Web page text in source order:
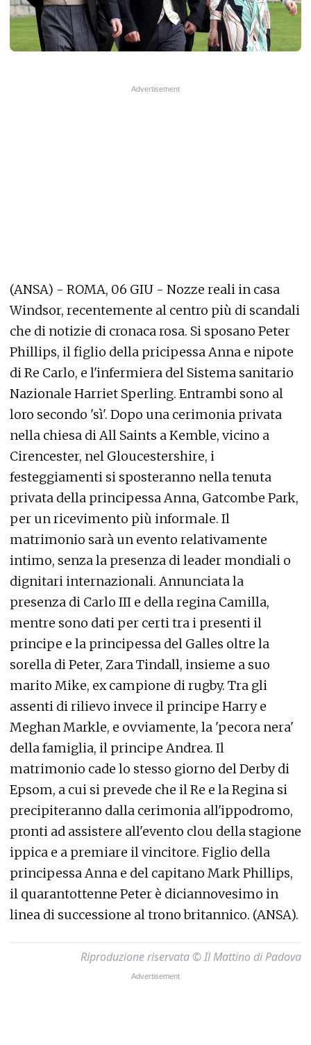
(ANSA) - ROMA, 06 GIU - Nozze reali in casa
Windsor, recentemente al centro più di scandali
che di notizie di cronaca rosa. Si sposano Peter
Phillips, il figlio della pricipessa Anna e nipote
di Re Carlo, e l'infermiera del Sistema sanitario
Nazionale Harriet Sperling. Entrambi sono al
loro secondo 'sì'. Dopo una cerimonia privata
nella chiesa di All Saints a Kemble, vicino a
Cirencester, nel Gloucestershire, i
festeggiamenti si sposteranno nella tenuta
privata della principessa Anna, Gatcombe Park,
per un ricevimento più informale. Il
matrimonio sarà un evento relativamente
intimo, senza la presenza di leader mondiali o
dignitari internazionali. Annunciata la
presenza di Carlo III e della regina Camilla,
mentre sono dati per certi tra i presenti il
principe e la principessa del Galles oltre la
sorella di Peter, Zara Tindall, insieme a suo
marito Mike, ex campione di rugby. Tra gli
assenti di rilievo invece il principe Harry e
Meghan Markle, e ovviamente, la 'pecora nera'
della famiglia, il principe Andrea. Il
matrimonio cade lo stesso giorno del Derby di
Epsom, a cui si prevede che il Re e la Regina si
precipiteranno dalla cerimonia all'ippodromo,
pronti ad assistere all'evento clou della stagione
ippica e a premiare il vincitore. Figlio della
principessa Anna e del capitano Mark Phillips,
il quarantottenne Peter è diciannovesimo in
linea di successione al trono britannico. (ANSA).
Riproduzione riservata © Il Mattino di Padova